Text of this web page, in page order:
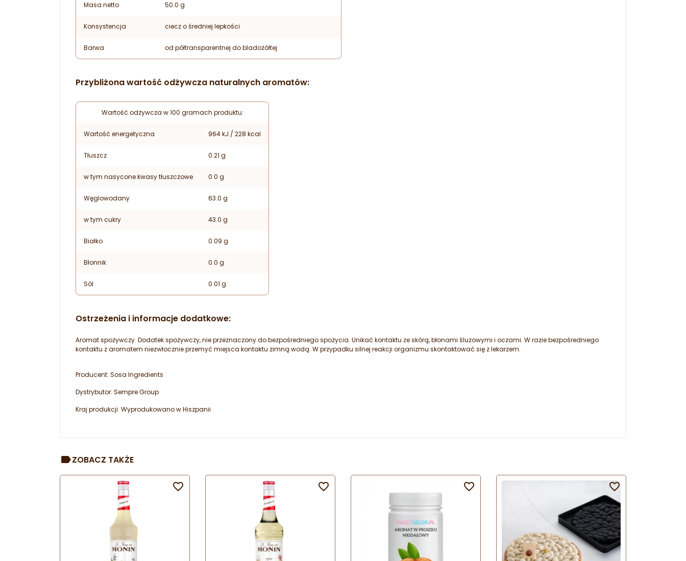
Masa netto 50.0 g
Konsystencja ciecz o średniej lepkości
Barwa od półtransparentnej do bladożółtej
Przybliżona wartość odżywcza naturalnych aromatów:
Wartość odżywcza w 100 gramach produktu:
Wartość energetyczna 964 kJ / 228 kcal
Tłuszcz 0.21 g
w tym nasycone kwasy tłuszczowe 0.0 g
Węglowodany 63.0 g
w tym cukry 43.0 g
Białko 0.09 g
Błonnik 0.0 g
Sól 0.01 g
Ostrzeżenia i informacje dodatkowe:
Aromat spożywczy. Dodatek spożywczy, nie przeznaczony do bezpośredniego spożycia. Unikać kontaktu ze skórą, błonami śluzowymi i oczami. W razie bezpośredniego
kontaktu z aromatem niezwłocznie przemyć miejsca kontaktu zimną wodą. W przypadku silnej reakcji organizmu skontaktować się z lekarzem.
Producent: Sosa Ingredients
Dystrybutor: Sempre Group
Kraj produkcji: Wyprodukowano w Hiszpanii
ZOBACZ TAKŻE
   